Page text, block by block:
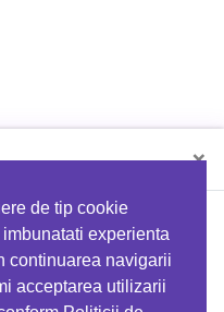
de tip cookie
experienta
continuarea navigarii
acceptarea utilizarii
×
folosind codul